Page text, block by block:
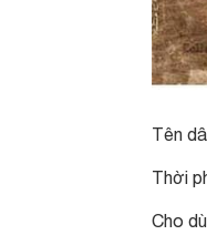
Tên
Thời
Cho